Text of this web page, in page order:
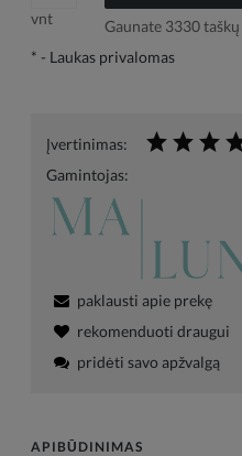
vnt
Gaunate 3330taškų
* - Laukas privalomas
Įvertinimas:
Gamintojas:
paklausti apie prekę
rekomenduoti draugui
pridėti savo apžvalgą
APIBŪDINIMAS